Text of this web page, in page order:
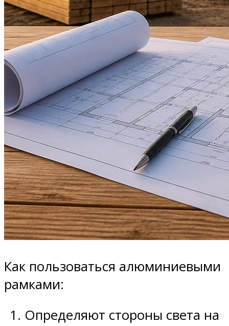
Как пользоваться алюминиевыми
рамками:
Определяют стороны света на